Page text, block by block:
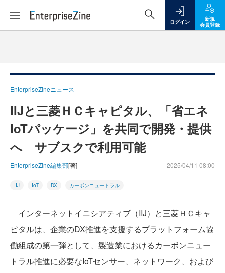
ログイン
新規
会員登録
EnterpriseZineニュース
IIJと三菱ＨＣキャピタル、「省エネ
IoTパッケージ」を共同で開発・提供
へ サブスクで利用可能
EnterpriseZine編集部[著] 2025/04/11 08:00
IIJ IoT DX カーボンニュートラル
インターネットイニシアティブ（IIJ）と三菱ＨＣキャ
ピタルは、企業のDX推進を支援するプラットフォーム協
働組成の第一弾として、製造業におけるカーボンニュー
トラル推進に必要なIoTセンサー、ネットワーク、および